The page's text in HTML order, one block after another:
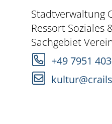
Stadtverwaltung
Ressort Soziales
Sachgebiet
+49 7951